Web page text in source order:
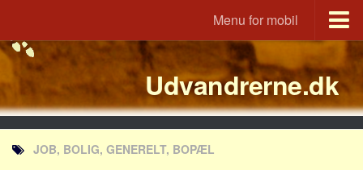
Menu for mobil
Portal
Udvandrerne.dk
Utvandrerne.no
Utvandrarna.se
Tyskland.dk
Udvandrerne.dk
JOB, BOLIG, GENERELT, BOPÆL